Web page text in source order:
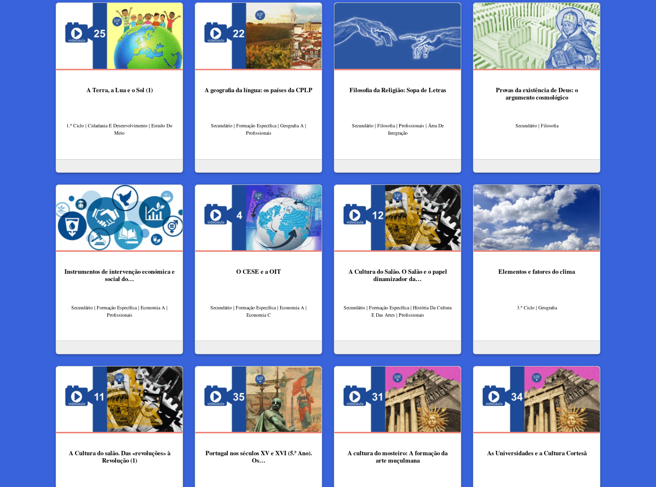
A Terra, a Lua e o Sol (1)
1.º Ciclo | Cidadania E Desenvolvimento | Estudo Do
Meio
A geografia da língua: os países da CPLP
Secundário | Formação Específica | Geografia A |
Profissionais
Filosofia da Religião: Sopa de Letras
Secundário | Filosofia | Profissionais | Área De
Integração
Provas da existência de Deus: o
argumento cosmológico
Secundário | Filosofia
Instrumentos de intervenção económica e
social do…
Secundário | Formação Específica | Economia A |
Profissionais
O CESE e a OIT
Secundário | Formação Específica | Economia A |
Economia C
A Cultura do Salão. O Salão e o papel
dinamizador da…
Secundário | Formação Específica | História Da Cultura
E Das Artes | Profissionais
Elementos e fatores do clima
3.º Ciclo | Geografia
A Cultura do salão. Das «revoluções» à
Revolução (1)
Portugal nos séculos XV e XVI (5.º Ano).
Os…
A cultura do mosteiro: A formação da
arte muçulmana
As Universidades e a Cultura Cortesã